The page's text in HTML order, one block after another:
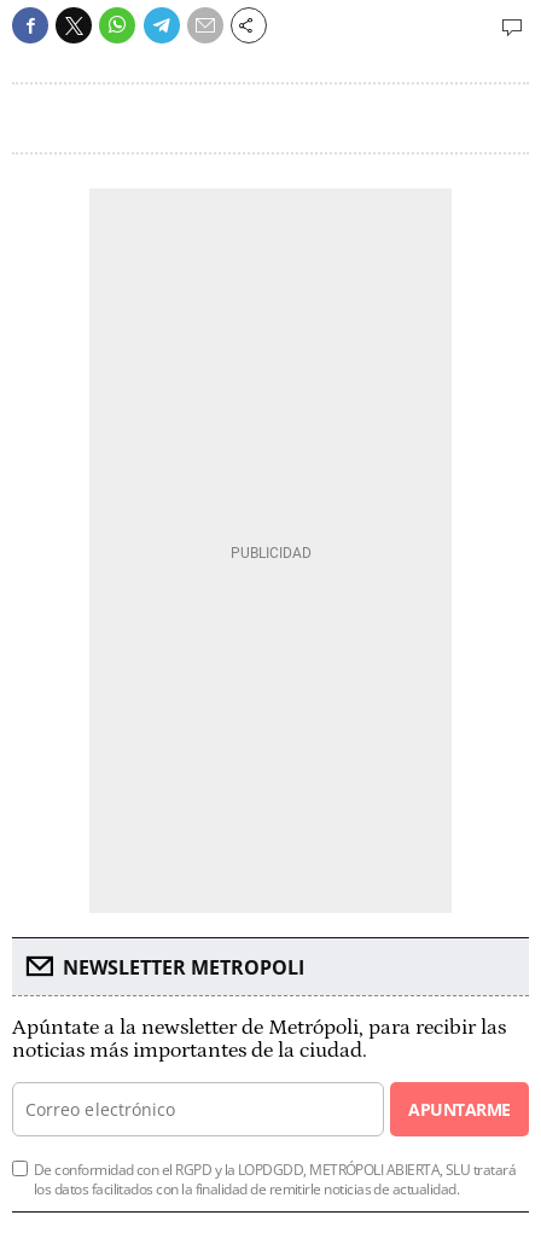
NEWSLETTER METROPOLI
Apúntate a la newsletter de Metrópoli, para recibir las
noticias más importantes de la ciudad.
APUNTARME
De conformidad con el RGPD y la LOPDGDD, METRÓPOLI ABIERTA, SLU tratará
los datos facilitados con la finalidad de remitirle noticias de actualidad.